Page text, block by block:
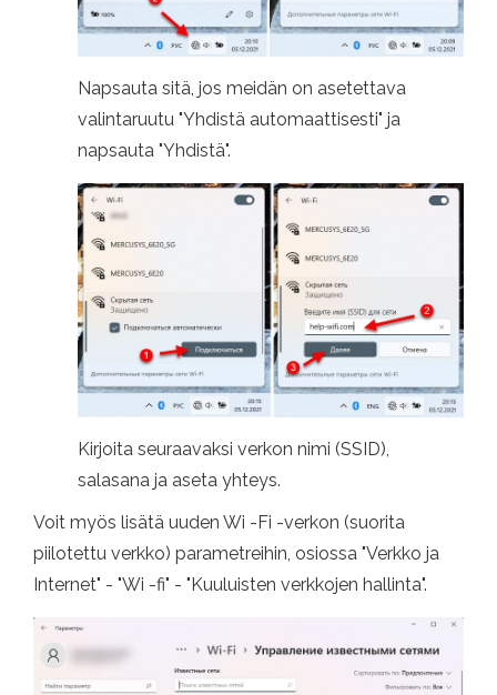
Napsauta sitä, jos meidän on asetettava
valintaruutu "Yhdistä automaattisesti" ja
napsauta "Yhdistä".
Kirjoita seuraavaksi verkon nimi (SSID),
salasana ja aseta yhteys.
Voit myös lisätä uuden Wi -Fi -verkon (suorita
piilotettu verkko) parametreihin, osiossa "Verkko ja
Internet" - "Wi -fi" - "Kuuluisten verkkojen hallinta".